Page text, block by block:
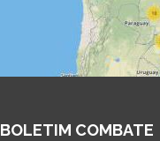
BOLETIM COMBATE